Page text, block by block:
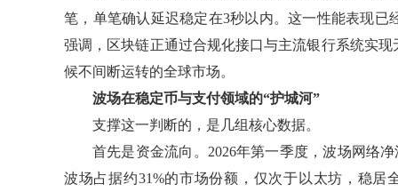
笔，单笔确认延迟稳定在3秒以内。这一性能表现
强调，区块链正通过合规化接口与主流银行系统实
候不间断运转的全球市场。
波场在稳定币与支付领域的“护城河”
支撑这一判断的，是几组核心数据。
首先是资金流向。2026年第一季度，波场网络
波场占据约31%的市场份额，仅次于以太坊，稳居